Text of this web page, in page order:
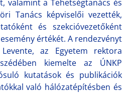
valamint a Tehetségtanács és
Tanács képviselői vezették,
és szekcióvezetőként
értékét. A rendezvényt
az Egyetem rektora
kiemelte az ÚNKP
kutatások és publikációk
való hálózatépítésben és